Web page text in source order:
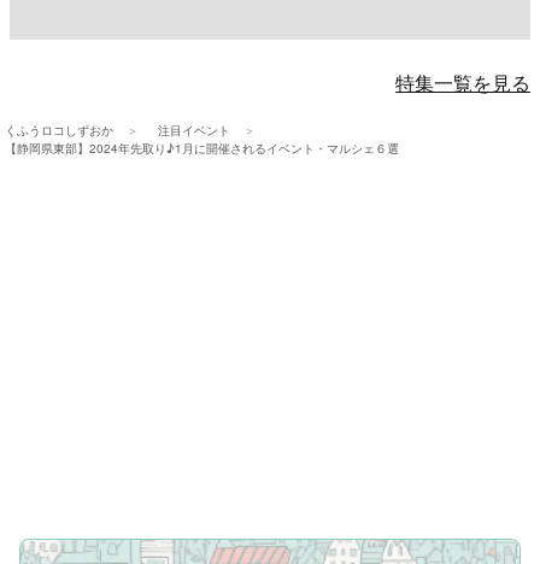
特集一覧を見る
くふうロコしずおか
注目イベント
【静岡県東部】2024年先取り♪1月に開催されるイベント・マルシェ６選